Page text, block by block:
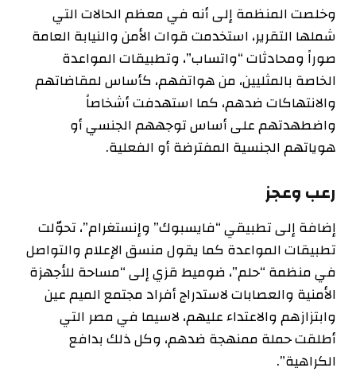
وخلصت المنظمة إلى أنه في معظم الحالات التي
شملها التقرير، استخدمت قوات الأمن والنيابة العامة
صوراً ومحادثات “واتساب”، وتطبيقات المواعدة
الخاصة بالمثليين، من هواتفهم، كأساس لمقاضاتهم
والانتهاكات ضدهم، كما استهدفت أشخاصاً
واضطهدتهم على أساس توجههم الجنسي أو
هوياتهم الجنسية المفترضة أو الفعلية.
رعب وعجز
إضافة إلى تطبيقي “فايسبوك” وإنستغرام”، تحوّلت
تطبيقات المواعدة كما يقول منسق الإعلام والتواصل
في منظمة “حلم”، ضوميط قزي إلى “مساحة للأجهزة
الأمنية والعصابات لاستدراج أفراد مجتمع الميم عين
وابتزازهم والاعتداء عليهم، لاسيما في مصر التي
أطلقت حملة ممنهجة ضدهم، وكل ذلك بدافع
الكراهية”.